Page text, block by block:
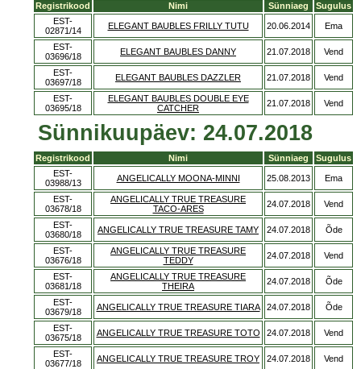
Registrikood Nimi Sünniaeg
Sugulus
EST-
02871/14
ELEGANT BAUBLES FRILLY TUTU 20.06.2014 Ema
EST-
03696/18
ELEGANT BAUBLES DANNY 21.07.2018 Vend
EST-
03697/18
ELEGANT BAUBLES DAZZLER 21.07.2018 Vend
EST-
03695/18
ELEGANT BAUBLES DOUBLE EYE
CATCHER
21.07.2018 Vend
Sünnikuupäev: 24.07.2018
Registrikood Nimi Sünniaeg
Sugulus
EST-
03988/13
ANGELICALLY MOONA-MINNI 25.08.2013 Ema
EST-
03678/18
ANGELICALLY TRUE TREASURE
TACO-ARES
24.07.2018 Vend
EST-
03680/18
ANGELICALLY TRUE TREASURE TAMY 24.07.2018 Õde
EST-
03676/18
ANGELICALLY TRUE TREASURE
TEDDY
24.07.2018 Vend
EST-
03681/18
ANGELICALLY TRUE TREASURE
THEIRA
24.07.2018 Õde
EST-
03679/18
ANGELICALLY TRUE TREASURE TIARA 24.07.2018 Õde
EST-
03675/18
ANGELICALLY TRUE TREASURE TOTO 24.07.2018 Vend
EST-
03677/18
ANGELICALLY TRUE TREASURE TROY 24.07.2018 Vend